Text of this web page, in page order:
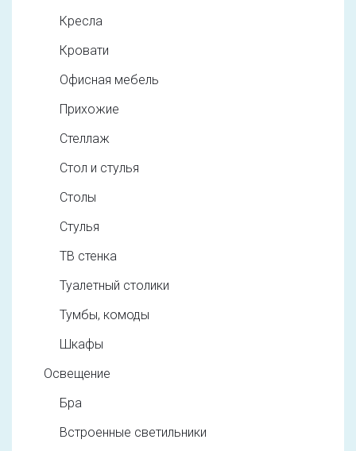
Кресла
Кровати
Офисная мебель
Прихожие
Стеллаж
Стол и стулья
Столы
Стулья
ТВ стенка
Туалетный столики
Тумбы, комоды
Шкафы
Освещение
Бра
Встроенные светильники